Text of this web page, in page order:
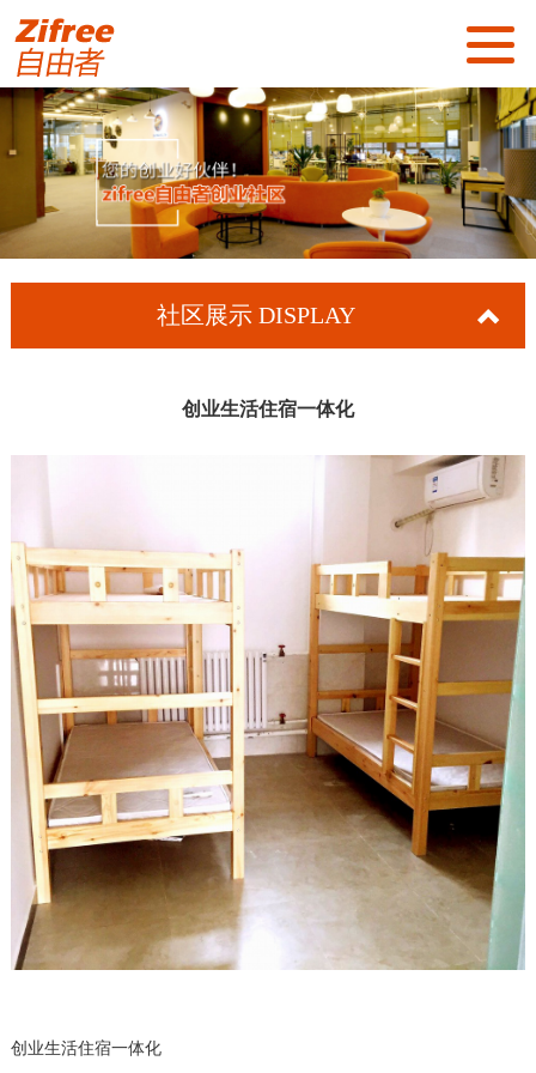
首页
关于我们
社区展示
新闻资讯
社区展示 DISPLAY
创业生活住宿一体化
创业生活住宿一体化